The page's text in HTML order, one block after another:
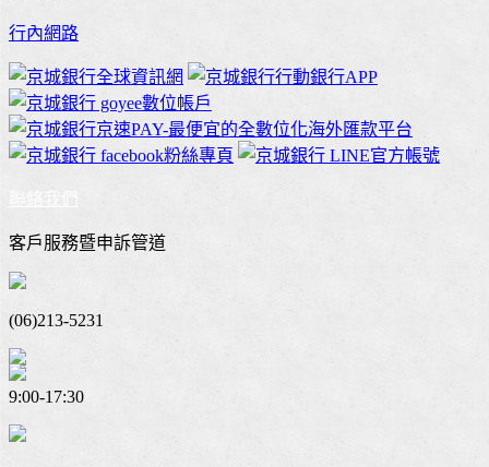
行內網路
聯絡我們
客戶服務暨申訴管道
(06)213-5231
9:00-17:30